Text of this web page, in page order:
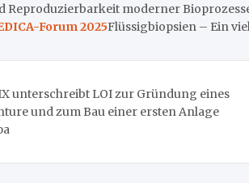
Reproduzierbarkeit moderner
Forum 2025Flüssigbiopsien – Ein
unterschreibt LOI zur Gründung eines
und zum Bau einer ersten Anlage